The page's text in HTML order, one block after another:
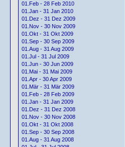
01.Feb - 28 Feb 2010
01.Jan - 31 Jan 2010
01.Dez - 31 Dez 2009
01.Nov - 30 Nov 2009
01.Okt - 31 Okt 2009
01.Sep - 30 Sep 2009
01.Aug - 31 Aug 2009
01.Jul - 31 Jul 2009
01.Jun - 30 Jun 2009
01.Mai - 31 Mai 2009
01.Apr - 30 Apr 2009
01.Mär - 31 Mär 2009
01.Feb - 28 Feb 2009
01.Jan - 31 Jan 2009
01.Dez - 31 Dez 2008
01.Nov - 30 Nov 2008
01.Okt - 31 Okt 2008
01.Sep - 30 Sep 2008
01.Aug - 31 Aug 2008